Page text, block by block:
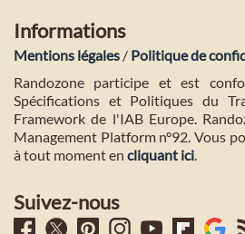
Informations
Mentions légales / Politique de
Randozone participe et est
Spécifications et Politiques du
Framework de l'IAB Europe.
Management Platform n°92. Vous
à tout moment en cliquant ici.
Suivez-nous